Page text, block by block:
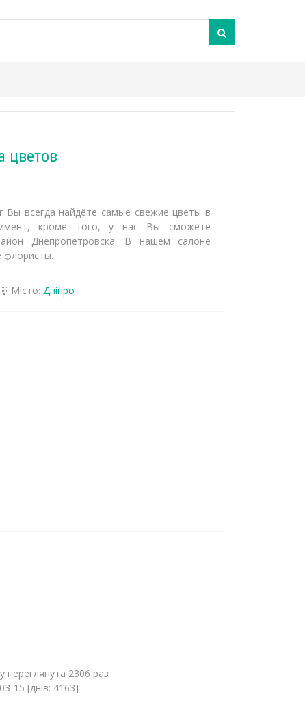
цветов
Вы всегда найдёте самые свежие цветы в
кроме того, у нас Вы сможете
Днепропетровска. В нашем салоне
флористы.
Місто: Дніпро
переглянута 2306 раз
15 [днів: 4163]